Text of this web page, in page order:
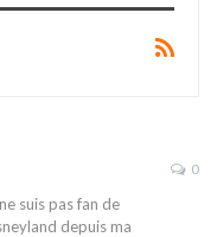
0
suis pas fan de
depuis ma